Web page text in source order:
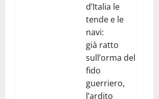
d’Italia le
tende e le
navi:
già ratto
sull’orma del
fido
guerriero,
l’ardito